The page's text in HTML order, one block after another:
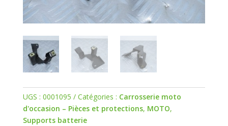
UGS : 0001095 Catégories : Carrosserie moto
d'occasion – Pièces et protections, MOTO,
Supports batterie